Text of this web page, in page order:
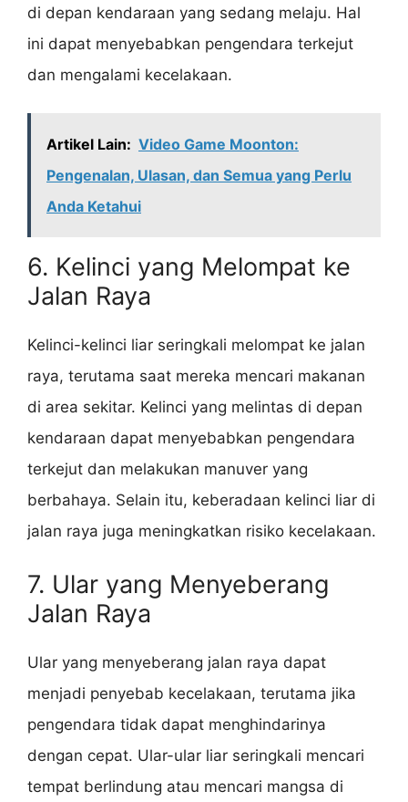
di depan kendaraan yang sedang melaju. Hal
ini dapat menyebabkan pengendara terkejut
dan mengalami kecelakaan.
Artikel Lain: Video Game Moonton:
Pengenalan, Ulasan, dan Semua yang Perlu
Anda Ketahui
6. Kelinci yang Melompat ke
Jalan Raya
Kelinci-kelinci liar seringkali melompat ke jalan
raya, terutama saat mereka mencari makanan
di area sekitar. Kelinci yang melintas di depan
kendaraan dapat menyebabkan pengendara
terkejut dan melakukan manuver yang
berbahaya. Selain itu, keberadaan kelinci liar di
jalan raya juga meningkatkan risiko kecelakaan.
7. Ular yang Menyeberang
Jalan Raya
Ular yang menyeberang jalan raya dapat
menjadi penyebab kecelakaan, terutama jika
pengendara tidak dapat menghindarinya
dengan cepat. Ular-ular liar seringkali mencari
tempat berlindung atau mencari mangsa di